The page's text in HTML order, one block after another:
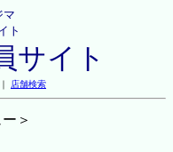
マ
ト
サイト
｜ 店舗検索
＞